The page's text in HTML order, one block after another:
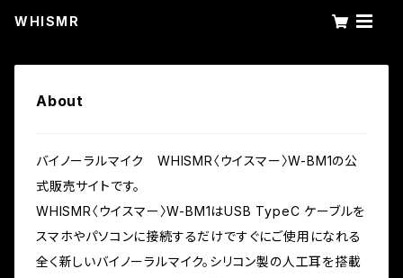
WHISMR
About
バイノーラルマイク WHISMR〈ウイスマー〉W-BM1の公
式販売サイトです。
WHISMR〈ウイスマー〉W-BM1はUSB TypeC ケーブルを
スマホやパソコンに接続するだけですぐにご使用になれる
全く新しいバイノーラルマイク。シリコン製の人工耳を搭載